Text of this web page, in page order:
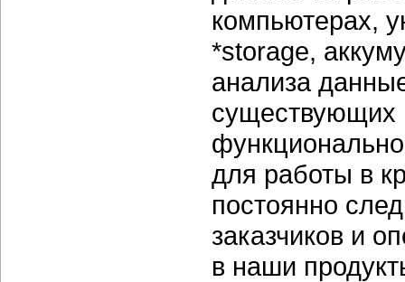
компьютерах,
*storage,
анализа
существующих
для работы в
постоянно
заказчиков и
в наши